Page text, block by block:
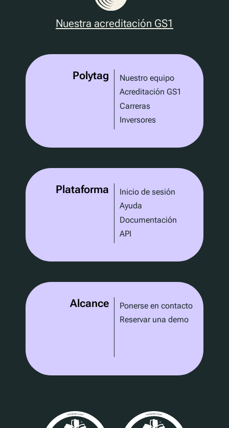
Nuestra acreditación GS1
Polytag
Nuestro equipo
Acreditación GS1
Carreras
Inversores
Plataforma
Inicio de sesión
Ayuda
Documentación
API
Alcance
Ponerse en contacto
Reservar una demo